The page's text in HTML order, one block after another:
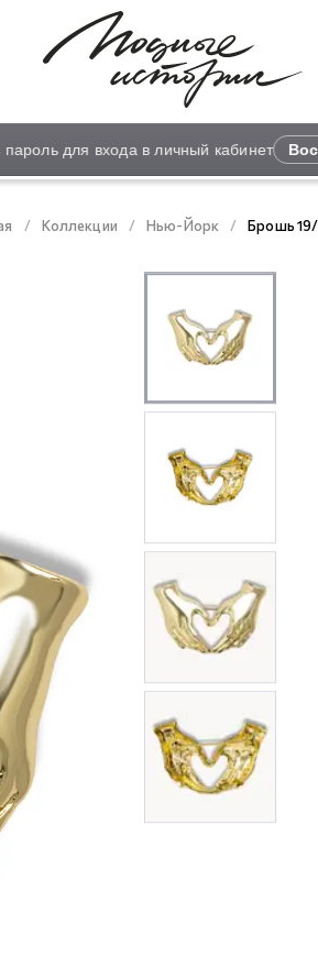
для входа в личный кабинет
Коллекции Нью-Йорк Брошь